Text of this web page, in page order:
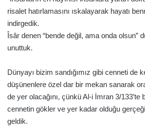
risalet hatırlamasını ıskalayarak hayatı
indirgedik.
Îsâr denen “bende değil, ama onda olsun”
unuttuk.
Dünyayı bizim sandığımız gibi cenneti de
düşünenlere özel dar bir mekan sanarak
de yer olacağını, çünkü Al-i İmran 3/133’te
cennetin gökler ve yer kadar olduğu
geldik.